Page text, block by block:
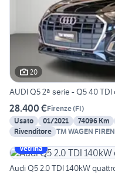
20
AUDI Q5 2ª serie - Q5 40
28.400 €Firenze(FI)
Usato
01/2021 74096 Km
Rivenditore TM WAGEN
Vetrina
Audi Q5 2.0 TDI 140kW